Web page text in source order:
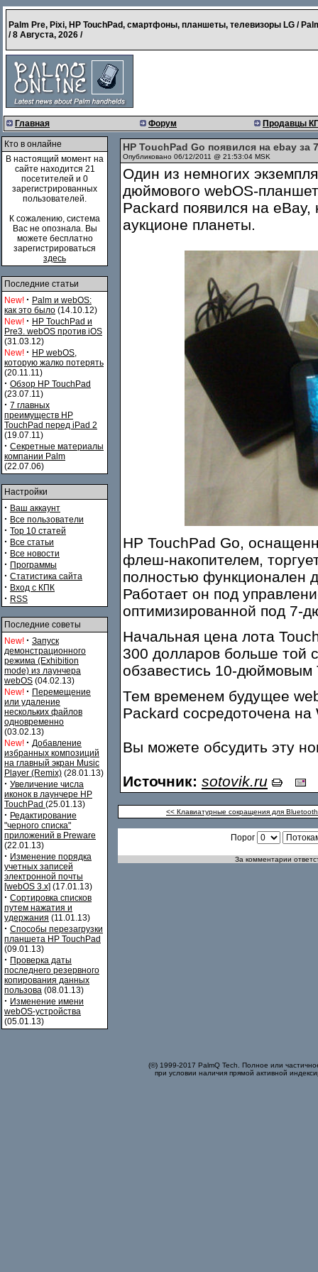
Palm Pre, Pixi, HP TouchPad, смартфоны, планшеты, телевизоры LG /
/8 Августа, 2026 /
Главная Форум Продавцы
Кто в онлайне
В настоящий момент на
сайте находится 21
посетителей и 0
зарегистрированных
пользователей.
К сожалению, система
Вас не опознала. Вы
можете бесплатно
зарегистрироваться
здесь
Последние статьи
New! · Palm и webOS:
как это было (14.10.12)
New! · HP TouchPad и
Pre3. webOS против iOS
(31.03.12)
New! · HP webOS,
которую жалко потерять
(20.11.11)
· Обзор HP TouchPad
(23.07.11)
· 7 главных
преимуществ HP
TouchPad перед iPad 2
(19.07.11)
· Секретные материалы
компании Palm
(22.07.06)
Настройки
· Ваш аккаунт
· Все пользователи
· Top 10 статей
· Все статьи
· Все новости
· Программы
· Статистика сайта
· Вход с КПК
· RSS
Последние советы
New! · Запуск
демонстрационного
режима (Exhibition
mode) из лаунчера
webOS (04.02.13)
New! · Перемещение
или удаление
нескольких файлов
одновременно
(03.02.13)
New! · Добавление
избранных композиций
на главный экран Music
Player (Remix) (28.01.13)
· Увеличение числа
иконок в лаунчере HP
TouchPad (25.01.13)
· Редактирование
"черного списка"
приложений в Preware
(22.01.13)
· Изменение порядка
учетных записей
электронной почты
[webOS 3.x] (17.01.13)
· Сортировка списков
путем нажатия и
удержания (11.01.13)
· Способы перезагрузки
планшета HP TouchPad
(09.01.13)
· Проверка даты
последнего резервного
копирования данных
пользова (08.01.13)
· Изменение имени
webOS-устройства
(05.01.13)
HP TouchPad Go появился на ebay за
Опубликовано 06/12/2011 @ 21:53:04 MSK
Один из немногих
дюймового webOS-
Packard появился на
аукционе планеты.
HP TouchPad Go,
флеш-накопителем,
полностью функционален
Работает он под
оптимизированной под 7-
Начальная цена лота
300 долларов больше той
обзавестись 10-дюймовым
Тем временем будущее
Packard сосредоточена
Вы можете обсудить эту
Источник: sotovik.ru
<< Клавиатурные сокращения для
Порог
За комментарии
(©) 1999-2017 PalmQ Tech. Полное или
при условии наличия прямой активной